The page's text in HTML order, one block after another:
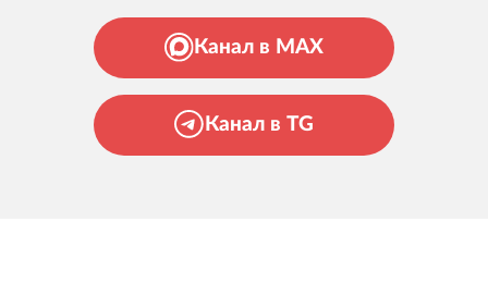
Канал в MAX
Канал в TG